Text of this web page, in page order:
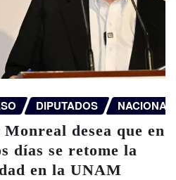
NACIONAL
que en los
retome la
UNAM